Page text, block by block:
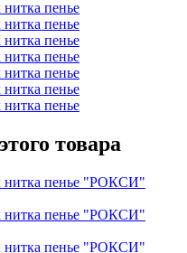
товара